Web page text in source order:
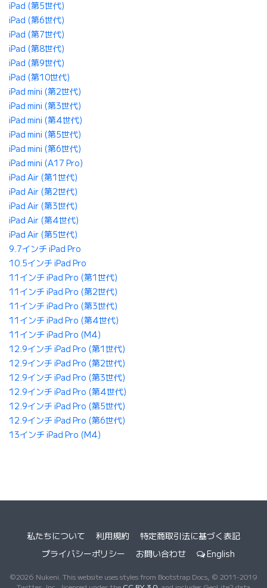
iPad (第5世代)
iPad (第6世代)
iPad (第7世代)
iPad (第8世代)
iPad (第9世代)
iPad (第10世代)
iPad mini (第2世代)
iPad mini (第3世代)
iPad mini (第4世代)
iPad mini (第5世代)
iPad mini (第6世代)
iPad mini (A17 Pro)
iPad Air (第1世代)
iPad Air (第2世代)
iPad Air (第3世代)
iPad Air (第4世代)
iPad Air (第5世代)
9.7インチ iPad Pro
10.5インチ iPad Pro
11インチ iPad Pro (第1世代)
11インチ iPad Pro (第2世代)
11インチ iPad Pro (第3世代)
11インチ iPad Pro (第4世代)
11インチ iPad Pro (M4)
12.9インチ iPad Pro (第1世代)
12.9インチ iPad Pro (第2世代)
12.9インチ iPad Pro (第3世代)
12.9インチ iPad Pro (第4世代)
12.9インチ iPad Pro (第5世代)
12.9インチ iPad Pro (第6世代)
13インチ iPad Pro (M4)
私たちについて 利用規約
特定商取引法に基づく表記
プライバシーポリシー
お問い合わせ English
©2026 Nukeni. This website uses styles from Bootstrap Docs, © 2011-2019